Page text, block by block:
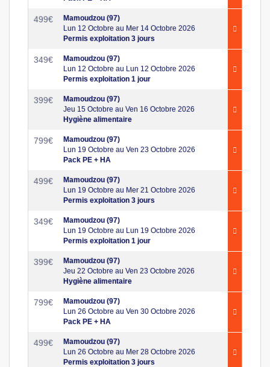
499€
Mamoudzou (97)
Lun 12 Octobre au Mer 14 Octobre 2026
Permis exploitation 3 jours
349€
Mamoudzou (97)
Lun 12 Octobre au Lun 12 Octobre 2026
Permis exploitation 1 jour
399€
Mamoudzou (97)
Jeu 15 Octobre au Ven 16 Octobre 2026
Hygiène alimentaire
799€
Mamoudzou (97)
Lun 19 Octobre au Ven 23 Octobre 2026
Pack PE + HA
499€
Mamoudzou (97)
Lun 19 Octobre au Mer 21 Octobre 2026
Permis exploitation 3 jours
349€
Mamoudzou (97)
Lun 19 Octobre au Lun 19 Octobre 2026
Permis exploitation 1 jour
399€
Mamoudzou (97)
Jeu 22 Octobre au Ven 23 Octobre 2026
Hygiène alimentaire
799€
Mamoudzou (97)
Lun 26 Octobre au Ven 30 Octobre 2026
Pack PE + HA
499€
Mamoudzou (97)
Lun 26 Octobre au Mer 28 Octobre 2026
Permis exploitation 3 jours